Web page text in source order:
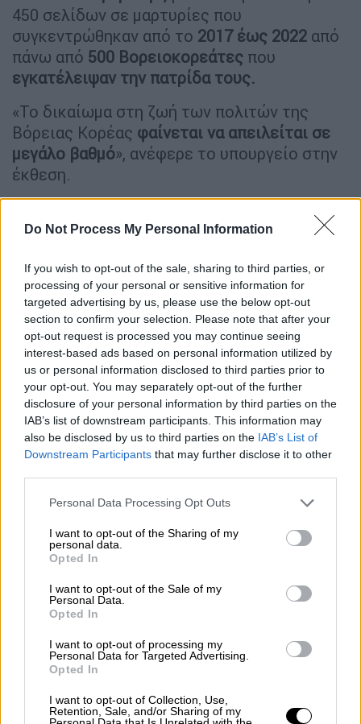
Do Not Process My Personal Information
If you wish to opt-out of the sale, sharing to third parties, or
processing of your personal or sensitive information for
targeted advertising by us, please use the below opt-out
section to confirm your selection. Please note that after your
opt-out request is processed you may continue seeing
interest-based ads based on personal information utilized by
us or personal information disclosed to third parties prior to
your opt-out. You may separately opt-out of the further
disclosure of your personal information by third parties on the
IAB’s list of downstream participants. This information may
also be disclosed by us to third parties on the IAB’s List of
Downstream Participants that may further disclose it to other
Please note that this website/app uses one or more Google
not limited to your visit or usage behaviour. You may click to
grant or deny consent to Google and its third-party tags to
use your data for below specified purposes in below Google
consent section.
Personal Data Processing Opt Outs
I want to opt-out of the Sharing of my
personal data.
Opted In
I want to opt-out of the Sale of my
Personal Data.
Opted In
I want to opt-out of processing my
Personal Data for Targeted Advertising.
Opted In
I want to opt-out of Collection, Use,
Retention, Sale, and/or Sharing of my
450 σελίδων σε μαρτυρίες που
συγκεντρώθηκαν από το 2017 έως 2022 από
πάνω από 500 Βορειοκορεάτες που
εγκατέλειψαν την πατρίδα τους.
«Το δικαίωμα στη ζωή των πολιτών της
Βόρειας Κορέας φαίνεται να απειλείται σε
μεγάλο βαθμό», ανέφερε το υπουργείο στην
έκθεση.
δικαιολογούν την θανατική ποινή, όπως για
αναδιανομή βίντεο της Νότιας Κορέαςκαι
γιαθρησκευτικές δραστηριότητεςκαθώς
και δραστηριότητες που σχετίζονται με
δεισιδαιμονίες».
Το Reuters δεν μπόρεσε να διασταυρώσει
ανεξάρτητα τα ευρήματα της
νοτιοκορεατικής κυβέρνησης αλλά τα
στοιχεία αυτά συμβαδίζουν με έρευνες των
Ηνωμένων Εθνών και εκθέσεις από μη
Η Βόρεια Κορέα έχει απορρίψει τις
επικρίσεις για τις συνθήκες αναφορικάμε τα
ανθρώπινα δικαιώματα
, λέγοντας ότι
αποτελούν μέρος συνωμοσίας με στόχο την
ανατροπή της ηγεσίας της.
Η έκθεση έδωσε λεπτομέρειες για
κατάφορεςαπό τοκράτος καταπατήσεις
δικαιωμάτωνσε κοινότητες,
συμπεριλαμβανομένωνδημόσιων